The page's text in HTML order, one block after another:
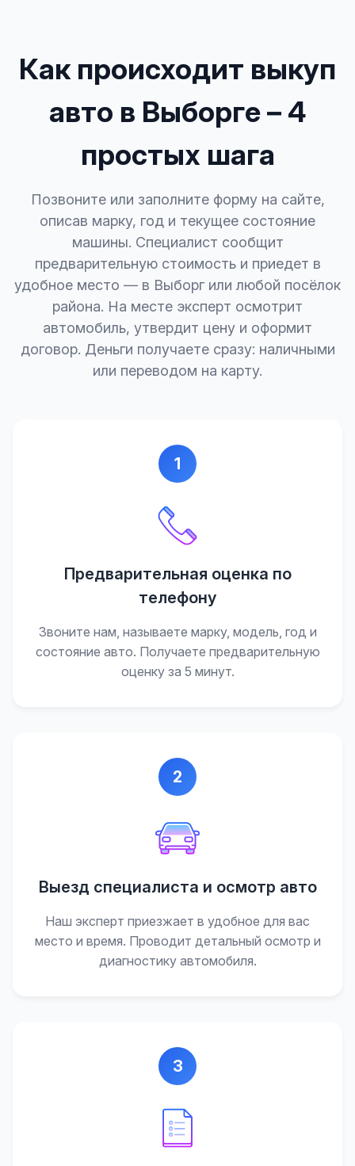
Как происходит выкуп
авто в Выборге – 4
простых шага
Позвоните или заполните форму на сайте,
описав марку, год и текущее состояние
машины. Специалист сообщит
предварительную стоимость и приедет в
удобное место — в Выборг или любой посёлок
района. На месте эксперт осмотрит
автомобиль, утвердит цену и оформит
договор. Деньги получаете сразу: наличными
или переводом на карту.
1
Предварительная оценка по
телефону
Звоните нам, называете марку, модель, год и
состояние авто. Получаете предварительную
оценку за 5 минут.
2
Выезд специалиста и осмотр авто
Наш эксперт приезжает в удобное для вас
место и время. Проводит детальный осмотр и
диагностику автомобиля.
3